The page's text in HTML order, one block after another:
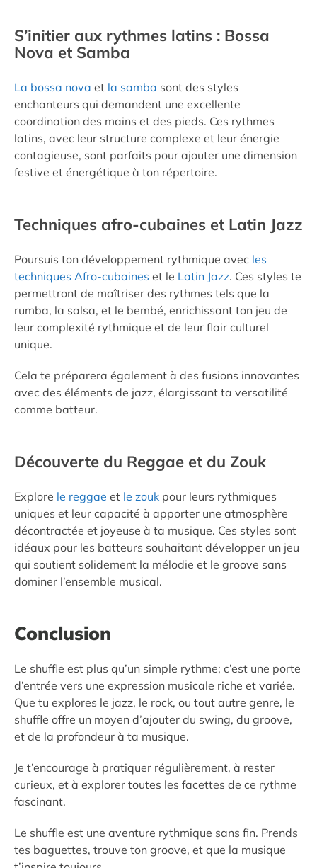
S’initier aux rythmes latins : Bossa
Nova et Samba
La bossa nova et la samba sont des styles
enchanteurs qui demandent une excellente
coordination des mains et des pieds. Ces rythmes
latins, avec leur structure complexe et leur énergie
contagieuse, sont parfaits pour ajouter une dimension
festive et énergétique à ton répertoire.
Techniques afro-cubaines et Latin Jazz
Poursuis ton développement rythmique avec les
techniques Afro-cubaines et le Latin Jazz. Ces styles te
permettront de maîtriser des rythmes tels que la
rumba, la salsa, et le bembé, enrichissant ton jeu de
leur complexité rythmique et de leur flair culturel
unique.
Cela te préparera également à des fusions innovantes
avec des éléments de jazz, élargissant ta versatilité
comme batteur.
Découverte du Reggae et du Zouk
Explore le reggae et le zouk pour leurs rythmiques
uniques et leur capacité à apporter une atmosphère
décontractée et joyeuse à ta musique. Ces styles sont
idéaux pour les batteurs souhaitant développer un jeu
qui soutient solidement la mélodie et le groove sans
dominer l’ensemble musical.
Conclusion
Le shuffle est plus qu’un simple rythme; c’est une porte
d’entrée vers une expression musicale riche et variée.
Que tu explores le jazz, le rock, ou tout autre genre, le
shuffle offre un moyen d’ajouter du swing, du groove,
et de la profondeur à ta musique.
Je t’encourage à pratiquer régulièrement, à rester
curieux, et à explorer toutes les facettes de ce rythme
fascinant.
Le shuffle est une aventure rythmique sans fin. Prends
tes baguettes, trouve ton groove, et que la musique